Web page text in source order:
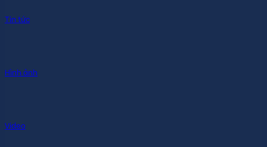
Tin tức
Hình ảnh
Video